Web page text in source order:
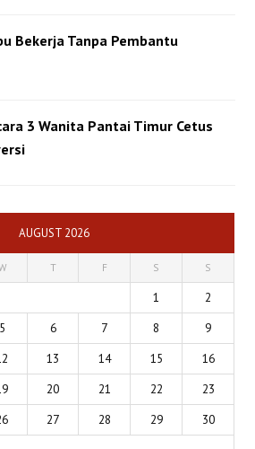
Bekerja Tanpa Pembantu
3 Wanita Pantai Timur Cetus
AUGUST 2026
T F S S
1
2
5 6 7 8
9
13 14 15
16
20 21 22
23
27 28 29
30